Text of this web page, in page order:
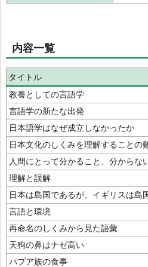
内容一覧
タイトル
教養としての言語学
言語学の新たな出発
日本語学はなぜ成立しなかったか
日本文化のしくみを理解することの
人間にとって分かること、分からな
理解と誤解
日本は島国であるが、イギリスは島
言語と環境
再命名のしくみから見た語彙
天狗の鼻はナゼ高い
パプア族の食事